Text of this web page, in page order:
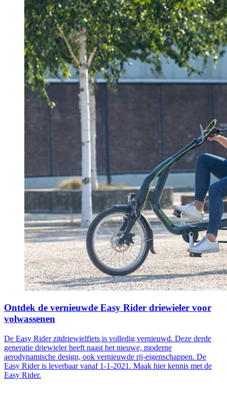
Ontdek de vernieuwde Easy Rider driewieler voor
volwassenen
De Easy Rider zitdriewielfiets is volledig vernieuwd. Deze derde
generatie driewieler heeft naast het nieuwe, moderne
aerodynamische design, ook vernieuwde rij-eigenschappen. De
Easy Rider is leverbaar vanaf 1-1-2021. Maak hier kennis met de
Easy Rider.